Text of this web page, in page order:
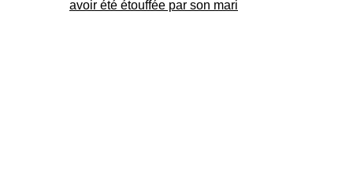
avoir été étouffée par son mari